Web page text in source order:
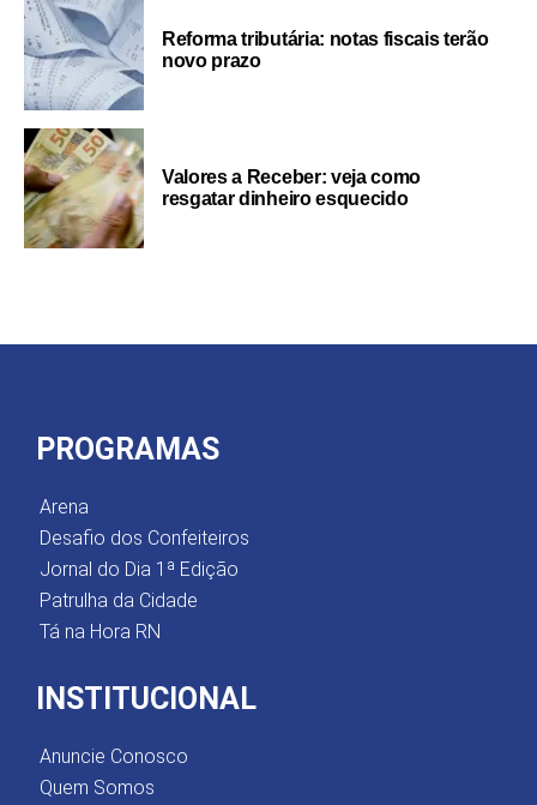
Reforma tributária: notas fiscais terão
novo prazo
Valores a Receber: veja como
resgatar dinheiro esquecido
PROGRAMAS
Arena
Desafio dos Confeiteiros
Jornal do Dia 1ª Edição
Patrulha da Cidade
Tá na Hora RN
INSTITUCIONAL
Anuncie Conosco
Quem Somos